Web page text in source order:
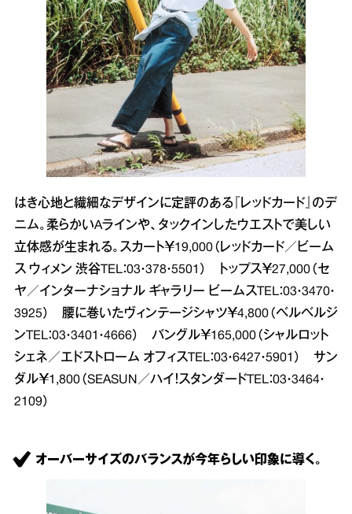
はき心地と繊細なデザインに定評のある『レッドカード』のデ
ニム。柔らかいAラインや、タックインしたウエストで美しい
立体感が生まれる。スカート￥19,000（レッドカード／ビーム
ス ウィメン 渋谷TEL：03・378・5501） トップス￥27,000（セ
ヤ／インターナショナル ギャラリー ビームスTEL：03・3470・
3925） 腰に巻いたヴィンテージシャツ￥4,800（ベルベルジ
ンTEL：03・3401・4666） バングル￥165,000（シャルロット
シェネ／エドストローム オフィスTEL：03・6427・5901） サン
ダル￥1,800（SEASUN／ハイ！スタンダードTEL：03・3464・
2109）
オーバーサイズのバランスが今年らしい印象に導く。